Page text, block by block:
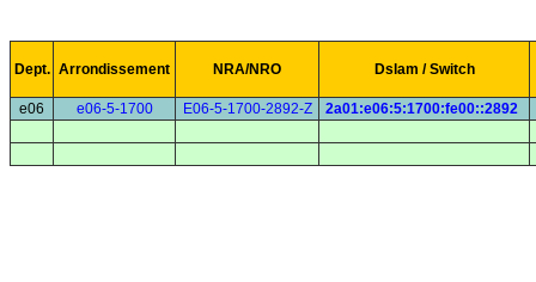
Dept. Arrondissement NRA/NRO Dslam / Switch
e06 e06-5-1700 E06-5-1700-2892-Z 2a01:e06:5:1700:fe00::2892